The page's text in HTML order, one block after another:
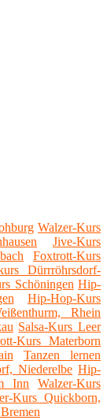
Walzer-Kurs
Jive-Kurs
Foxtrott-Kurs
Dürrröhrsdorf-
Schöningen Hip-
Hip-Hop-Kurs
Rhein
Salsa-Kurs Leer
Kurs Materborn
Tanzen lernen
Niederelbe Hip-
Inn
Walzer-Kurs
Kurs Quickborn,